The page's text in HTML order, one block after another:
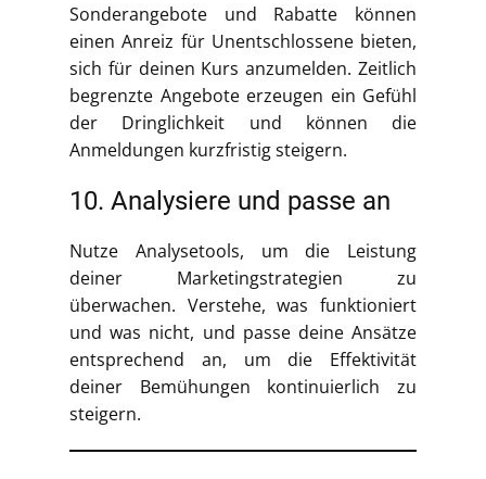
Sonderangebote und Rabatte können
einen Anreiz für Unentschlossene bieten,
sich für deinen Kurs anzumelden. Zeitlich
begrenzte Angebote erzeugen ein Gefühl
der Dringlichkeit und können die
Anmeldungen kurzfristig steigern.
10. Analysiere und passe an
Nutze Analysetools, um die Leistung
deiner Marketingstrategien zu
überwachen. Verstehe, was funktioniert
und was nicht, und passe deine Ansätze
entsprechend an, um die Effektivität
deiner Bemühungen kontinuierlich zu
steigern.